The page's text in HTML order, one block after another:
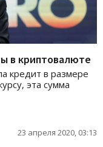
в криптовалюте
кредит в размере
эта сумма
23 апреля 2020, 03:13